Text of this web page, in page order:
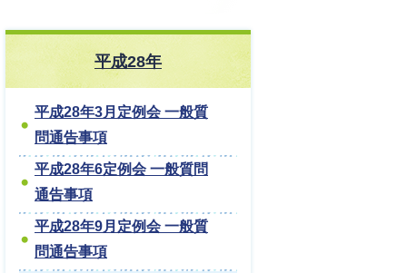
平成28年
平成28年3月定例会 一般質
問通告事項
平成28年6定例会 一般質問
通告事項
平成28年9月定例会 一般質
問通告事項